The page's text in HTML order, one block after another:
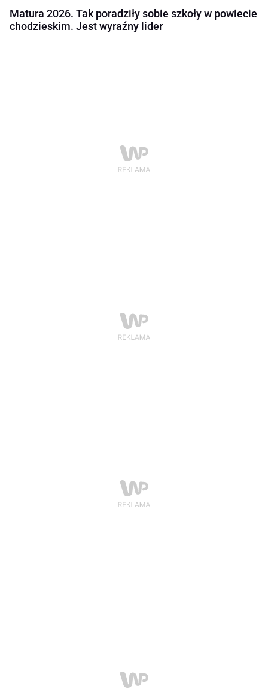
Matura 2026. Tak poradziły sobie szkoły w powiecie
chodzieskim. Jest wyraźny lider